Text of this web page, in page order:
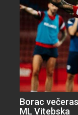
Borac
ML Vitebska